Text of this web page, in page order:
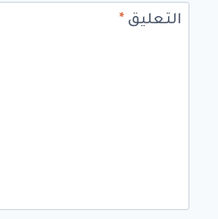
التعليق *